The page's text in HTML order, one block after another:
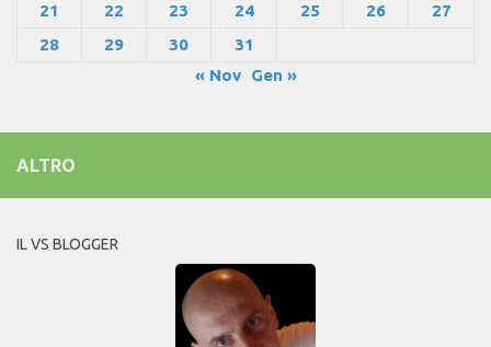
21
22 23 24 25 26
27
28
29 30
31
« Nov
Gen »
ALTRO
IL VS BLOGGER